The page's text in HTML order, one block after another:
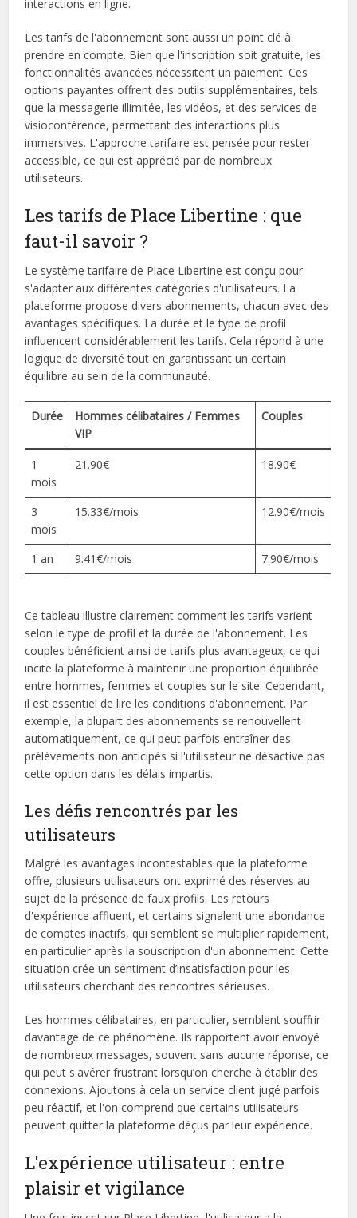
interactions en ligne.
Les tarifs de l'abonnement sont aussi un point clé à
prendre en compte. Bien que l'inscription soit gratuite, les
fonctionnalités avancées nécessitent un paiement. Ces
options payantes offrent des outils supplémentaires, tels
que la messagerie illimitée, les vidéos, et des services de
visioconférence, permettant des interactions plus
immersives. L'approche tarifaire est pensée pour rester
accessible, ce qui est apprécié par de nombreux
utilisateurs.
Les tarifs de Place Libertine : que
faut-il savoir ?
Le système tarifaire de Place Libertine est conçu pour
s'adapter aux différentes catégories d'utilisateurs. La
plateforme propose divers abonnements, chacun avec des
avantages spécifiques. La durée et le type de profil
influencent considérablement les tarifs. Cela répond à une
logique de diversité tout en garantissant un certain
équilibre au sein de la communauté.
Durée
Hommes célibataires / Femmes
VIP
Couples
1
mois
21.90€ 18.90€
3
mois
15.33€/mois 12.90€/mois
1 an 9.41€/mois 7.90€/mois
Ce tableau illustre clairement comment les tarifs varient
selon le type de profil et la durée de l'abonnement. Les
couples bénéficient ainsi de tarifs plus avantageux, ce qui
incite la plateforme à maintenir une proportion équilibrée
entre hommes, femmes et couples sur le site. Cependant,
il est essentiel de lire les conditions d'abonnement. Par
exemple, la plupart des abonnements se renouvellent
automatiquement, ce qui peut parfois entraîner des
prélèvements non anticipés si l'utilisateur ne désactive pas
cette option dans les délais impartis.
Les défis rencontrés par les
utilisateurs
Malgré les avantages incontestables que la plateforme
offre, plusieurs utilisateurs ont exprimé des réserves au
sujet de la présence de faux profils. Les retours
d'expérience affluent, et certains signalent une abondance
de comptes inactifs, qui semblent se multiplier rapidement,
en particulier après la souscription d'un abonnement. Cette
situation crée un sentiment d’insatisfaction pour les
utilisateurs cherchant des rencontres sérieuses.
Les hommes célibataires, en particulier, semblent souffrir
davantage de ce phénomène. Ils rapportent avoir envoyé
de nombreux messages, souvent sans aucune réponse, ce
qui peut s'avérer frustrant lorsqu’on cherche à établir des
connexions. Ajoutons à cela un service client jugé parfois
peu réactif, et l'on comprend que certains utilisateurs
peuvent quitter la plateforme déçus par leur expérience.
L'expérience utilisateur : entre
plaisir et vigilance